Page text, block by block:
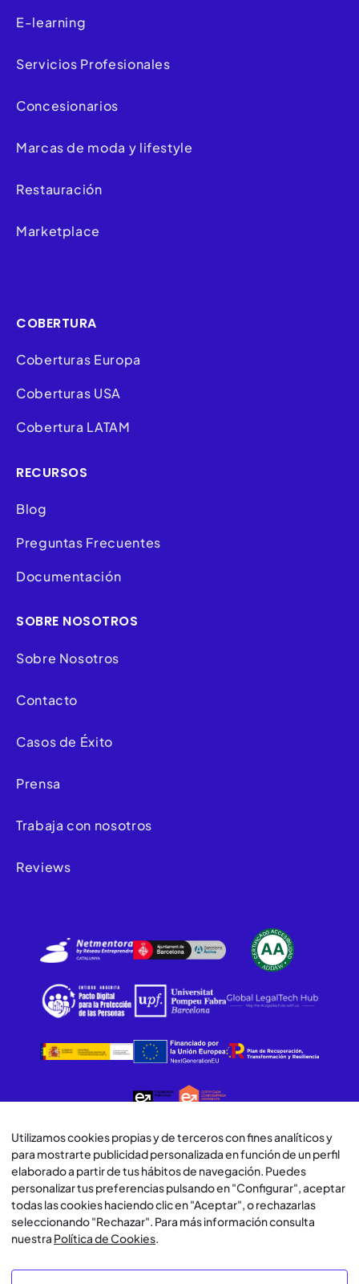
E-learning
Servicios Profesionales
Concesionarios
Marcas de moda y lifestyle
Restauración
Marketplace
COBERTURA
Coberturas Europa
Coberturas USA
Cobertura LATAM
RECURSOS
Blog
Preguntas Frecuentes
Documentación
SOBRE NOSOTROS
Sobre Nosotros
Contacto
Casos de Éxito
Prensa
Trabaja con nosotros
Reviews
© Lawwwing 2026
Utilizamos cookies propias y de terceros con fines analíticos y
para mostrarte publicidad personalizada en función de un perfil
elaborado a partir de tus hábitos de navegación. Puedes
personalizar tus preferencias pulsando en "Configurar", aceptar
todas las cookies haciendo clic en "Aceptar", o rechazarlas
seleccionando "Rechazar". Para más información consulta
nuestra Política de Cookies.
Aviso Legal
Política de Privacidad